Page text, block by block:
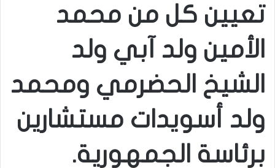
تعيين كل من محمد
الأمين ولد آبي ولد
الشيخ الحضرمي ومحمد
ولد أسويدات مستشارين
برئاسة الجمهورية.